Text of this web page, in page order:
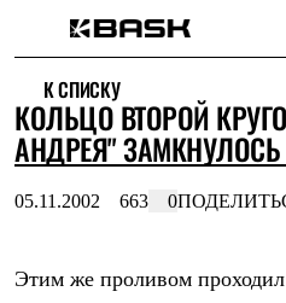
Интернет-магазин
Мужская одежда
Утепленная пухом
Куртки
Жилеты
Куртки
К СПИСКУ
КОЛЬЦО ВТОРОЙ
АНДРЕЯ" ЗАМКНУЛОСЬ
05.11.2002 663 0
Этим же проливом